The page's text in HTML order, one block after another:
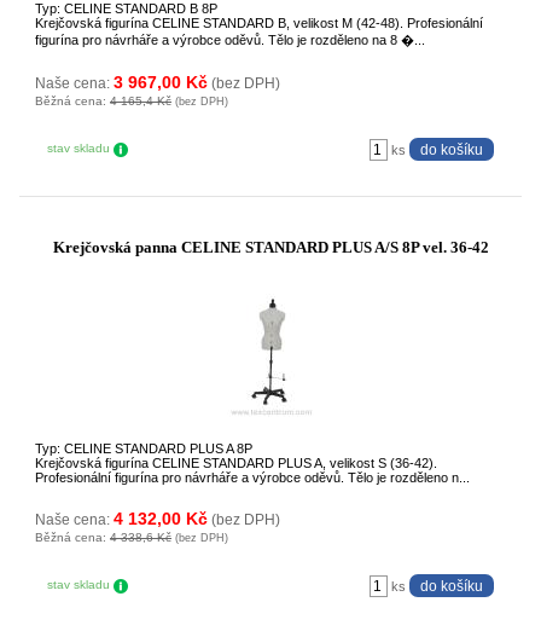
Typ: CELINE STANDARD B 8P
Krejčovská figurína CELINE STANDARD B, velikost M (42-48). Profesionální
figurína pro návrháře a výrobce oděvů. Tělo je rozděleno na 8 �...
Naše cena: 3 967,00 Kč (bez DPH)
Běžná cena: 4 165,4 Kč (bez DPH)
stav skladu ks
Krejčovská panna CELINE STANDARD PLUS A/S 8P vel. 36-42
Typ: CELINE STANDARD PLUS A 8P
Krejčovská figurína CELINE STANDARD PLUS A, velikost S (36-42).
Profesionální figurína pro návrháře a výrobce oděvů. Tělo je rozděleno n...
Naše cena: 4 132,00 Kč (bez DPH)
Běžná cena: 4 338,6 Kč (bez DPH)
stav skladu ks